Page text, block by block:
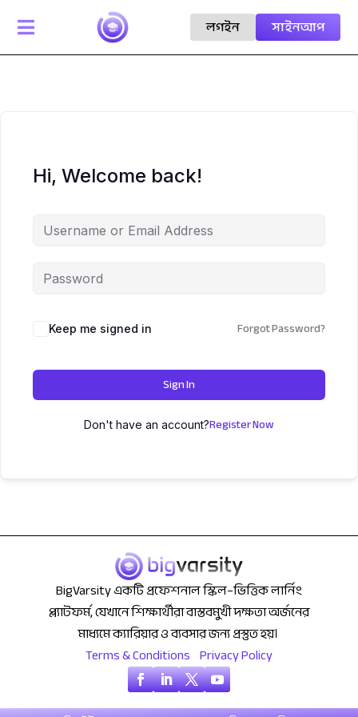
 সাইনআপ
লগইন
Hi, Welcome back!
Keep me signed in Forgot Password?
Sign In
Don't have an account?Register Now
BigVarsity একটি প্রফেশনাল স্কিল–ভিত্তিক লার্নিং
প্ল্যাটফর্ম, যেখানে শিক্ষার্থীরা বাস্তবমুখী দক্ষতা অর্জনের
মাধ্যমে ক্যারিয়ার ও ব্যবসার জন্য প্রস্তুত হয়।
Terms & Conditions Privacy Policy